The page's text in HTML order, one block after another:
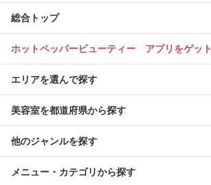
総合トップ
ホットペッパービューティー アプリをゲット
エリアを選んで探す
美容室を都道府県から探す
他のジャンルを探す
メニュー・カテゴリから探す